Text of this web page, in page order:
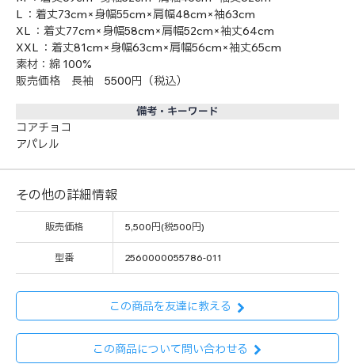
L ：着丈73cm×身幅55cm×肩幅48cm×袖63cm
XL ：着丈77cm×身幅58cm×肩幅52cm×袖丈64cm
XXL ：着丈81cm×身幅63cm×肩幅56cm×袖丈65cm
素材：綿 100%
販売価格 長袖 5500円（税込）
備考・キーワード
コアチョコ
アパレル
その他の詳細情報
販売価格 5,500円(税500円)
型番 2560000055786-011
この商品を友達に教える
この商品について問い合わせる